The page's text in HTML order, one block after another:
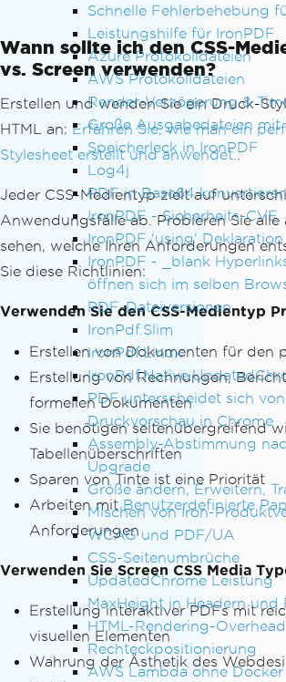
Schnelle Fehlerbehebung
Leistungshilfe für IronPDF
Azure Protokolldateien
AWS Protokolldateien
Render-Verzögerung &
Große Ausgabedateien mit
Speicherleck in IronPDF
Log4j
PDF in Base64 konvertieren
IronPDF - Sicherheits-CVE
IronPDF 'using' Deklaration
IronPDF - _blank
öffnen sich im selben
PDF-Dateiversionen
IronPdf.Slim
IronPdf.Linux
PDF unterscheidet sich
Druckvorschau in Chrome
Assembly-Abstimmung
Upgrade
Größe ändern, Erweitern,
Mischen von Iron-
WCAG und PDF/UA
CSS-Seitenumbrüche
UpdatedChrome Leistung
MaxHeight in Headern und
HTML-Rendering-Overhead
Rechteckpositionierung
AWS Lambda ohne Docker
Wann sollte ich den CSS-
vs. Screen verwenden?
Erstellen und wenden Sie ein Druck-
HTML an: Erfahren Sie, wie man ein
Stylesheet erstellt und anwendet..
Jeder CSS-Medientyp zielt auf
Anwendungsfälle ab. Probieren Sie alle
sehen, welche Ihren Anforderungen
Sie diese Richtlinien:
Verwenden Sie den CSS-Medientyp
Erstellen von Dokumenten für den
Erstellung von Rechnungen,
formellen Dokumenten
Sie benötigen seitenübergreifend
Tabellenüberschriften
Sparen von Tinte ist eine Priorität
Arbeiten mitBenutzerdefinierte
Anforderungen
Verwenden Sie Screen CSS Media
Erstellung interaktiver PDFs mit
visuellen Elementen
Wahrung der Ästhetik des